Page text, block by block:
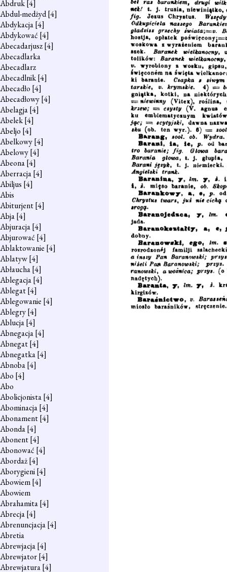
Abdruk[4]
Abdul-medżyd[4]
Abdykacja[4]
Abdykować [4]
Abecadarjusz[4]
Abecadlarka
Abecadlarz
Abecadlnik[4]
Abecadło [4]
Abecadłowy[4]
Abelagja[4]
Abelek[4]
Abeljo [4]
Abelkowy[4]
Abelowy[4]
Abeona[4]
Aberracja[4]
Abiljus [4]
Abis
Abiturjent[4]
Abja[4]
Abjuracja[4]
Abjurować [4]
Ablaktowanie [4]
Ablatyw[4]
Abłaucha[4]
Ablegacja[4]
Ablegat[4]
Ablegowanie [4]
Ablegry[4]
Ablucja[4]
Abnegacja[4]
Abnegat[4]
Abnegatka[4]
Abnoba[4]
Abo [4]
Abo
Abolicjonista[4]
Abominacja[4]
Abonament[4]
Abonda[4]
Abonent[4]
Abonować [4]
Abordaż[4]
Aborygieni[4]
Abowiem[4]
Abowiem
Abrahamita[4]
Abrecja[4]
Abrenuncjacja[4]
Abretia
Abrewjacja[4]
Abrewjator[4]
Abrewjatura[4]